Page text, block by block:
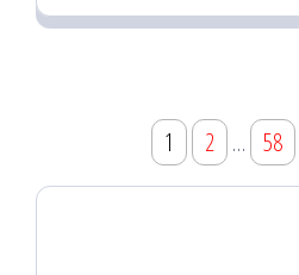
dolaşımı
1 2 … 58